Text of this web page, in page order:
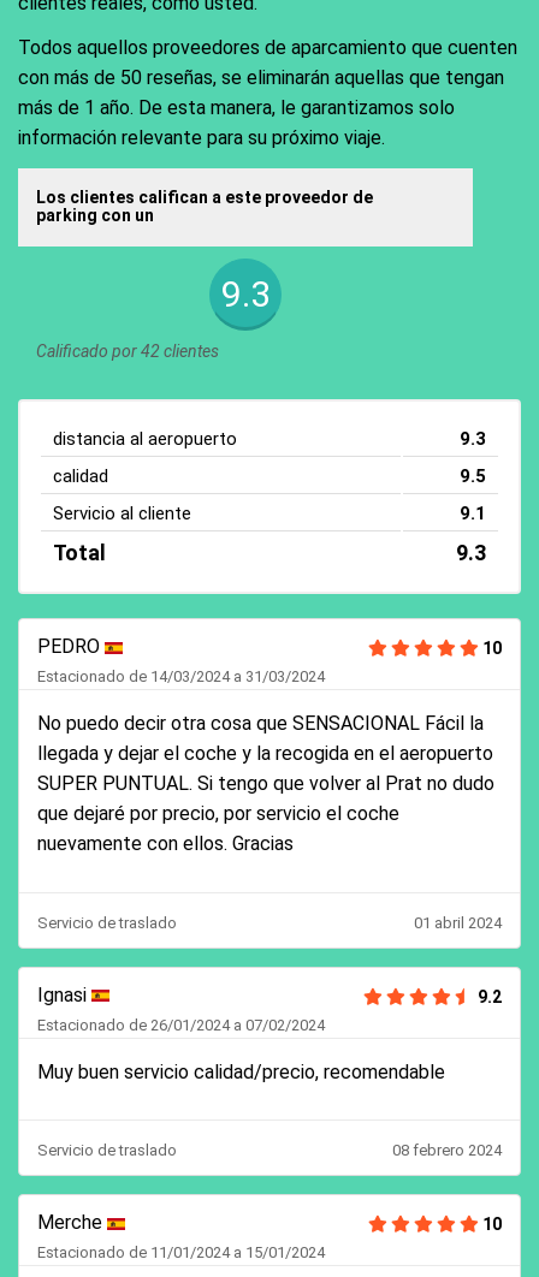
Todos aquellos proveedores de aparcamiento que cuenten
con más de 50 reseñas, se eliminarán aquellas que tengan
más de 1 año. De esta manera, le garantizamos solo
información relevante para su próximo viaje.
Los clientes califican a este proveedor de
parking con un
9.3
Calificado por 42 clientes
distancia al aeropuerto
9.3
calidad
9.5
Servicio al cliente
9.1
Total 9.3
PEDRO 10
Estacionado de 14/03/2024 a 31/03/2024
No puedo decir otra cosa que SENSACIONAL Fácil la
llegada y dejar el coche y la recogida en el aeropuerto
SUPER PUNTUAL. Si tengo que volver al Prat no dudo
que dejaré por precio, por servicio el coche
nuevamente con ellos. Gracias
Servicio de traslado 01 abril 2024
Ignasi 9.2
Estacionado de 26/01/2024 a 07/02/2024
Muy buen servicio calidad/precio, recomendable
Servicio de traslado 08 febrero 2024
Merche 10
Estacionado de 11/01/2024 a 15/01/2024